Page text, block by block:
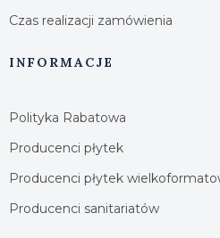
Czas realizacji zamówienia
INFORMACJE
Polityka Rabatowa
Producenci płytek
Producenci płytek
Producenci sanitariatów